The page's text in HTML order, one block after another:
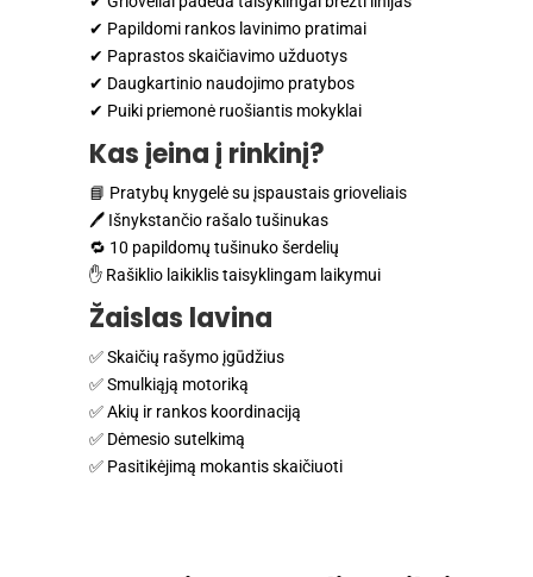
✔ Papildomi rankos lavinimo pratimai
✔ Paprastos skaičiavimo užduotys
✔ Daugkartinio naudojimo pratybos
✔ Puiki priemonė ruošiantis mokyklai
Kas įeina į rinkinį?
📘 Pratybų knygelė su įspaustais grioveliais
🖊️ Išnykstančio rašalo tušinukas
🔁 10 papildomų tušinuko šerdelių
✋ Rašiklio laikiklis taisyklingam laikymui
Žaislas lavina
✅ Skaičių rašymo įgūdžius
✅ Smulkiąją motoriką
✅ Akių ir rankos koordinaciją
✅ Dėmesio sutelkimą
✅ Pasitikėjimą mokantis skaičiuoti